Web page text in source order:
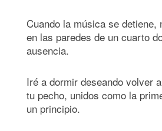
Cuando la música se detiene,
en las paredes de un cuarto
ausencia.
Iré a dormir deseando volver
tu pecho, unidos como la
un principio.